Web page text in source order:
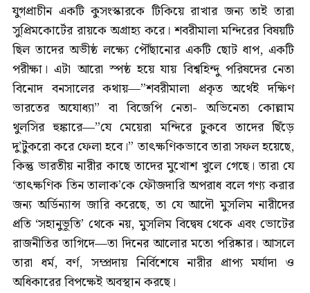
যুগপ্রাচীন একটি কুসংস্কারকে টিকিয়ে রাখার জন্য তাই তারা
সুপ্রিমকোর্টের রায়কে অগ্রাহ্য করে। শবরীমালা মন্দিরের বিষয়টি
ছিল তাদের অভীষ্ঠ লক্ষ্যে পৌঁছানোর একটি ছোট ধাপ, একটি
পরীক্ষা। এটা আরো স্পষ্ঠ হয়ে যায় বিশ্বহিন্দু পরিষদের নেতা
বিনোদ বনসালের কথায়—”শবরীমালা প্রকৃত অর্থেই দক্ষিণ
ভারতের অযোধ্যা” বা বিজেপি নেতা- অভিনেতা কোল্লাম
থুলসির হুঙ্কারে—”যে মেয়েরা মন্দিরে ঢুকবে তাদের ছিঁড়ে
দু’টুকরো করে ফেলা হবে।” তাৎক্ষণিকভাবে তারা সফল হয়েছে,
কিন্তু ভারতীয় নারীর কাছে তাদের মুখোশ খুলে গেছে। তারা যে
‘তাৎক্ষণিক তিন তালাক’কে ফৌজদারি অপরাধ বলে গণ্য করার
জন্য অর্ডিন্যান্স জারি করেছে, তা যে আদৌ মুসলিম নারীদের
প্রতি ‘সহানুভূতি’ থেকে নয়, মুসলিম বিদ্বেষ থেকে এবং ভোটের
রাজনীতির তাগিদে—তা দিনের আলোর মতো পরিষ্কার। আসলে
তারা ধর্ম, বর্ণ, সম্প্রদায় নির্বিশেষে নারীর প্রাপ্য মর্যাদা ও
অধিকারের বিপক্ষেই অবস্থান করছে।